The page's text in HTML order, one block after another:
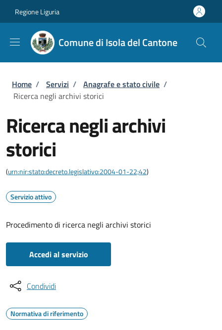
Regione Liguria
Comune di Isola del Cantone
Briciole di pane
Home / Servizi / Anagrafe e stato civile /
Ricerca negli archivi storici
Ricerca negli archivi
storici
(urn:nir:stato:decreto.legislativo:2004-01-22;42)
Servizio attivo
Procedimento di ricerca negli archivi storici
Accedi al servizio
Condividi
Normativa di riferimento